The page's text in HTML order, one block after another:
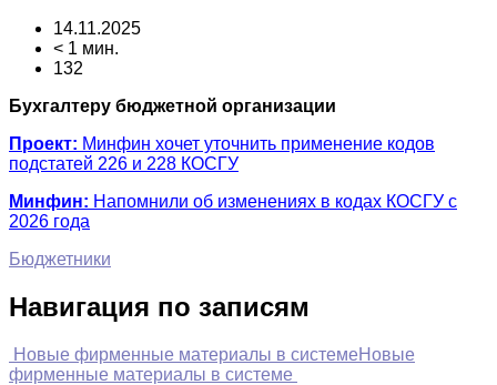
14.11.2025
< 1 мин.
132
Бухгалтеру бюджетной организации
Проект: Минфин хочет уточнить применение кодов
подстатей 226 и 228 КОСГУ
Минфин: Напомнили об изменениях в кодах КОСГУ с
2026 года
Бюджетники
Навигация по записям
Новые фирменные материалы в системеНовые
фирменные материалы в системе